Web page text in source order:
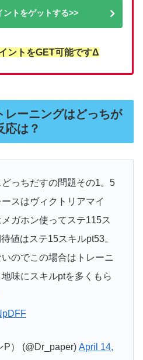
ントをゲットする>>
ントをGET可能ですΔ
レーニングはどっちが
応は？
っちだすの問題その1。5
スはヴィクトリアマイ
ガホン使ってステ115ス
値はステ15スキルpt53。
のでこの場合はトレーニ
味にスキルptを多くもら
） (@Dr_paper) April 14,